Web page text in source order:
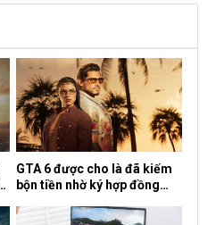
GTA 6 được cho là đã kiếm
bộn tiền nhờ ký hợp đồng